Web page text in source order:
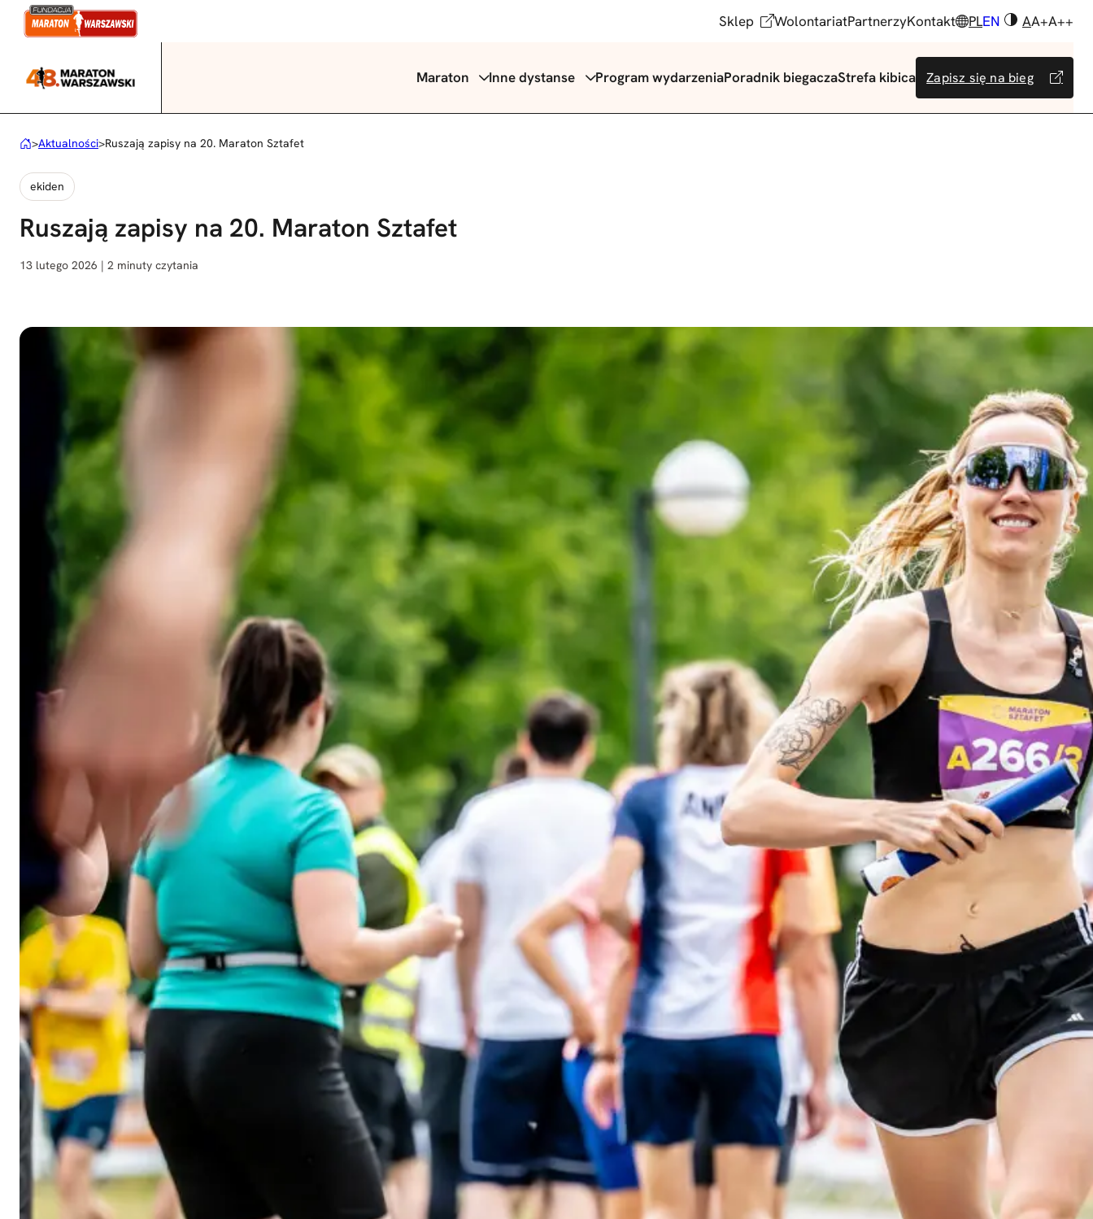
Przejdź
Sklep WolontariatPartnerzyKontakt PLEN AA+A++
Maraton Inne dystanse Program wydarzeniaPoradnik biegaczaStrefa kibica Zapisz się na bieg
>Aktualności>Ruszają zapisy na 20. Maraton Sztafet
ekiden
Ruszają zapisy na 20. Maraton Sztafet
13 lutego 2026 | 2 minuty czytania